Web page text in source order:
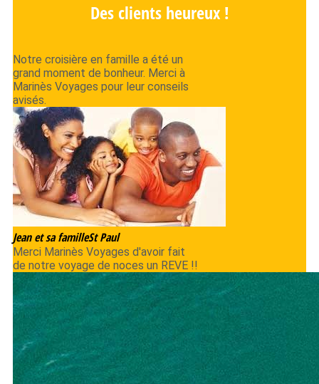
Des clients heureux !
Notre croisière en famille a été un
grand moment de bonheur. Merci à
Marinès Voyages pour leur conseils
avisés.
Jean et sa familleSt Paul
Merci Marinès Voyages d'avoir fait
de notre voyage de noces un REVE !!